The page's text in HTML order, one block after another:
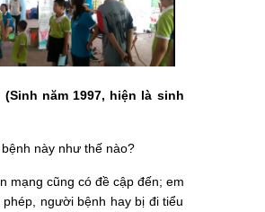
(Sinh năm 1997, hiện là sinh
này như thế nào?
mạng cũng có đề cập đến; em
người bệnh hay bị đi tiểu